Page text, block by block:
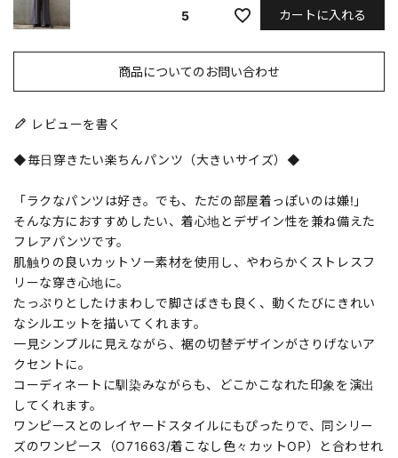
5 カートに入れる
商品についてのお問い合わせ
レビューを書く
◆毎日穿きたい楽ちんパンツ（大きいサイズ）◆
「ラクなパンツは好き。でも、ただの部屋着っぽいのは嫌!」
そんな方におすすめしたい、着心地とデザイン性を兼ね備えた
フレアパンツです。
肌触りの良いカットソー素材を使用し、やわらかくストレスフ
リーな穿き心地に。
たっぷりとしたけまわしで脚さばきも良く、動くたびにきれい
なシルエットを描いてくれます。
一見シンプルに見えながら、裾の切替デザインがさりげないア
クセントに。
コーディネートに馴染みながらも、どこかこなれた印象を演出
してくれます。
ワンピースとのレイヤードスタイルにもぴったりで、同シリー
ズのワンピース（O71663/着こなし色々カットOP）と合わせれ